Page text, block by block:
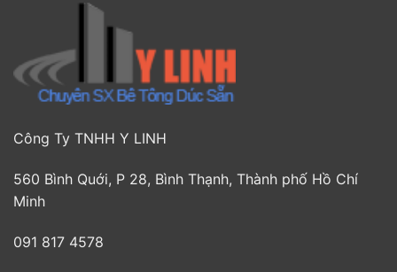
Công Ty TNHH Y LINH
560 Bình Quới, P 28, Bình Thạnh, Thành phố Hồ Chí
Minh
091 817 4578